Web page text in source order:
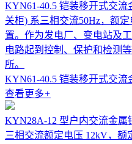
KYN61-40.5 铠装移开式交
关柜) 系三相交流50Hz，额
置。作为发电厂、变电站及
电路起到控制、保护和检测
所。
KYN61-40.5 铠装移开式交流
查看更多+
KYN28A-12 型户内交流金
三相交流额定电压 12kV，额